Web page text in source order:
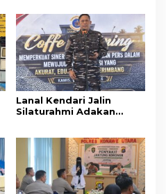
Lanal Kendari Jalin
Silaturahmi Adakan